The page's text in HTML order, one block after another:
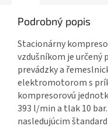
Podrobný popis
Stacionárny
vzdušníkom je určený
prevádzky a
elektromotorom s
kompresorovú
393 l/min a tlak 10
nasledujúcim